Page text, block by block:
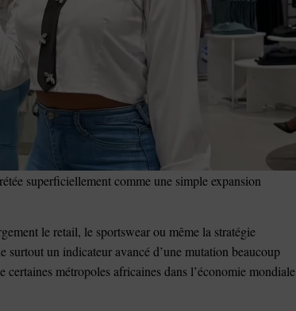
superficiellement comme une simple expansion
le retail, le sportswear ou même la stratégie
surtout un indicateur avancé d’une mutation beaucoup
métropoles africaines dans l’économie mondiale